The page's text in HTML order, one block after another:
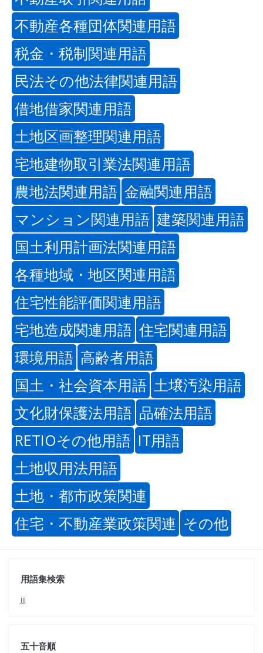
不動産各種団体関連用語
税金・税制関連用語
民法その他法律関連用語
借地借家関連用語
土地区画整理関連用語
宅地建物取引業法関連用語
農地法関連用語 金融関連用語
マンション関連用語 建築関連用語
国土利用計画法関連用語
各種地域・地区関連用語
住宅性能評価関連用語
宅地造成関連用語 住宅関連用語
環境用語 高齢者用語
国土・社会資本用語 土壌汚染用語
文化財保護法用語 品確法用語
RETIOその他用語 IT用語
土地収用法用語
土地・都市政策関連
住宅・不動産業政策関連 その他
用語集検索
jjj
五十音順